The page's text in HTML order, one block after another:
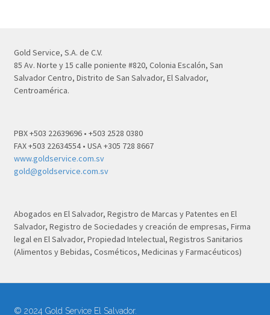
Gold Service, S.A. de C.V.
85 Av. Norte y 15 calle poniente #820, Colonia Escalón, San
Salvador Centro, Distrito de San Salvador, El Salvador,
Centroamérica.
PBX +503 22639696 • +503 2528 0380
FAX +503 22634554 • USA +305 728 8667
www.goldservice.com.sv
gold@goldservice.com.sv
Abogados en El Salvador, Registro de Marcas y Patentes en El
Salvador, Registro de Sociedades y creación de empresas, Firma
legal en El Salvador, Propiedad Intelectual, Registros Sanitarios
(Alimentos y Bebidas, Cosméticos, Medicinas y Farmacéuticos)
© 2024 Gold Service El Salvador.